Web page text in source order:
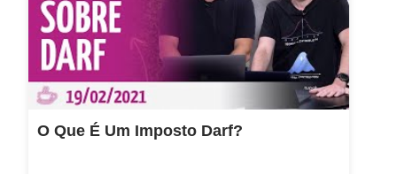
O Que É Um Imposto Darf?